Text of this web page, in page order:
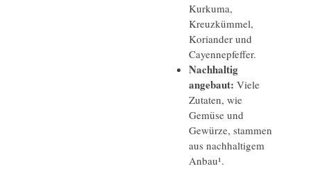
Kurkuma,
Kreuzkümmel,
Koriander und
Cayennepfeffer.
Nachhaltig
angebaut: Viele
Zutaten, wie
Gemüse und
Gewürze, stammen
aus nachhaltigem
Anbau¹.